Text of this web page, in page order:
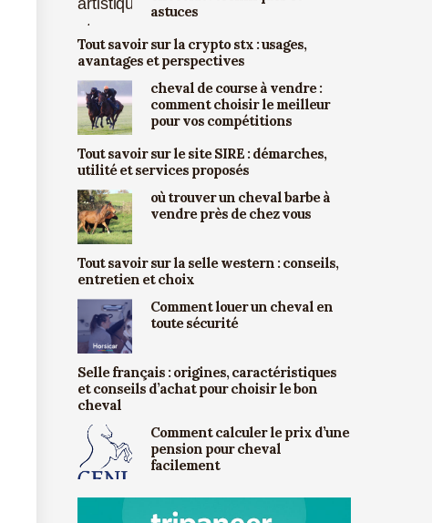
astuces
Tout savoir sur la crypto stx : usages,
avantages et perspectives
cheval de course à vendre :
comment choisir le meilleur
pour vos compétitions
Tout savoir sur le site SIRE : démarches,
utilité et services proposés
où trouver un cheval barbe à
vendre près de chez vous
Tout savoir sur la selle western : conseils,
entretien et choix
Comment louer un cheval en
toute sécurité
Selle français : origines, caractéristiques
et conseils d’achat pour choisir le bon
cheval
Comment calculer le prix d’une
pension pour cheval
facilement